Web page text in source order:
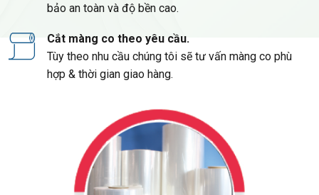
bảo an toàn và độ bền cao.
Cắt màng co theo yêu cầu.
Tùy theo nhu cầu chúng tôi sẽ tư vấn màng co phù
hợp & thời gian giao hàng.